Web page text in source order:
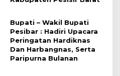
Bupati – Wakil Bupati
Pesibar : Hadiri Upacara
Peringatan Hardiknas
Dan Harbangnas, Serta
Paripurna Bulanan